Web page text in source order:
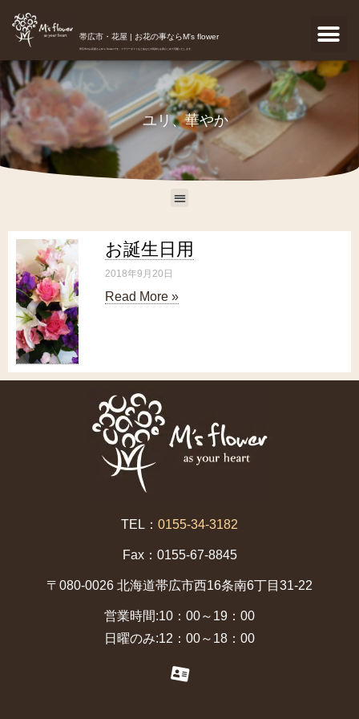
帯広市・花屋 | お花の事ならM's flower
帯広市のお花屋さんM's flowerです。フラワーギフトなどあなたの気持ちを真心こめて宅配いたします。
ユリ、華やか
お誕生日用
2018年9月20日
Read More »
TEL： 0155-34-3182
Fax：0155-67-8845
〒080-0026 北海道帯広市西16条南6丁目31-22
営業時間:10：00～19：00
日曜のみ:12：00～18：00